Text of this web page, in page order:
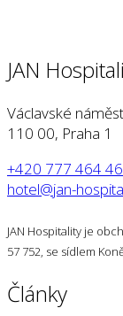
JAN
Václavské
110 00, Praha 1
+420 777 464
hotel@jan-
JAN Hospitality je
57 752, se sídlem
Články